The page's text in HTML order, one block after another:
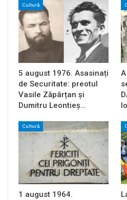
Cultură
5 august 1976. Asasinați
de Securitate: preotul
Vasile Zăpârțan și
Dumitru Leontieș…
Cultură
1 august 1964.